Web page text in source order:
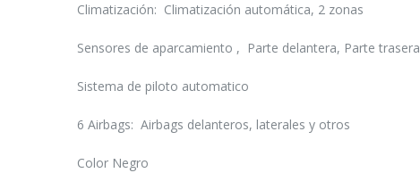
Climatización: Climatización automática, 2 zonas
Sensores de aparcamiento , Parte delantera, Parte trasera
Sistema de piloto automatico
6 Airbags: Airbags delanteros, laterales y otros
Color Negro